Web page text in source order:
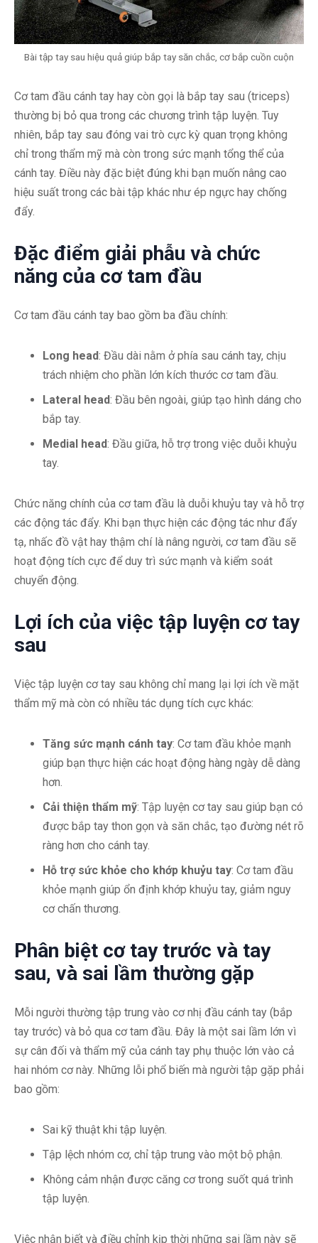
Bài tập tay sau hiệu quả giúp bắp tay săn chắc, cơ bắp cuồn cuộn
Cơ tam đầu cánh tay hay còn gọi là bắp tay sau (triceps)
thường bị bỏ qua trong các chương trình tập luyện. Tuy
nhiên, bắp tay sau đóng vai trò cực kỳ quan trọng không
chỉ trong thẩm mỹ mà còn trong sức mạnh tổng thể của
cánh tay. Điều này đặc biệt đúng khi bạn muốn nâng cao
hiệu suất trong các bài tập khác như ép ngực hay chống
đẩy.
Đặc điểm giải phẫu và chức
năng của cơ tam đầu
Cơ tam đầu cánh tay bao gồm ba đầu chính:
Long head: Đầu dài nằm ở phía sau cánh tay, chịu
trách nhiệm cho phần lớn kích thước cơ tam đầu.
Lateral head: Đầu bên ngoài, giúp tạo hình dáng cho
bắp tay.
Medial head: Đầu giữa, hỗ trợ trong việc duỗi khuỷu
tay.
Chức năng chính của cơ tam đầu là duỗi khuỷu tay và hỗ trợ
các động tác đẩy. Khi bạn thực hiện các động tác như đẩy
tạ, nhấc đồ vật hay thậm chí là nâng người, cơ tam đầu sẽ
hoạt động tích cực để duy trì sức mạnh và kiểm soát
chuyển động.
Lợi ích của việc tập luyện cơ tay
sau
Việc tập luyện cơ tay sau không chỉ mang lại lợi ích về mặt
thẩm mỹ mà còn có nhiều tác dụng tích cực khác:
Tăng sức mạnh cánh tay: Cơ tam đầu khỏe mạnh
giúp bạn thực hiện các hoạt động hàng ngày dễ dàng
hơn.
Cải thiện thẩm mỹ: Tập luyện cơ tay sau giúp bạn có
được bắp tay thon gọn và săn chắc, tạo đường nét rõ
ràng hơn cho cánh tay.
Hỗ trợ sức khỏe cho khớp khuỷu tay: Cơ tam đầu
khỏe mạnh giúp ổn định khớp khuỷu tay, giảm nguy
cơ chấn thương.
Phân biệt cơ tay trước và tay
sau, và sai lầm thường gặp
Mỗi người thường tập trung vào cơ nhị đầu cánh tay (bắp
tay trước) và bỏ qua cơ tam đầu. Đây là một sai lầm lớn vì
sự cân đối và thẩm mỹ của cánh tay phụ thuộc lớn vào cả
hai nhóm cơ này. Những lỗi phổ biến mà người tập gặp phải
bao gồm:
Sai kỹ thuật khi tập luyện.
Tập lệch nhóm cơ, chỉ tập trung vào một bộ phận.
Không cảm nhận được căng cơ trong suốt quá trình
tập luyện.
Việc nhận biết và điều chỉnh kịp thời những sai lầm này sẽ